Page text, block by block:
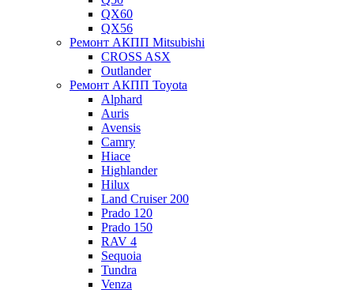
QX60
QX56
Ремонт АКПП Mitsubishi
CROSS ASX
Outlander
Ремонт АКПП Toyota
Alphard
Auris
Avensis
Camry
Hiace
Highlander
Hilux
Land Cruiser 200
Prado 120
Prado 150
RAV 4
Sequoia
Tundra
Venza